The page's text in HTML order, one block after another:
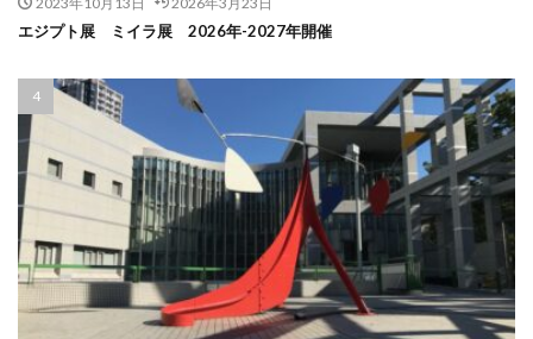
エジプト展 ミイラ展 2026年-2027年開催